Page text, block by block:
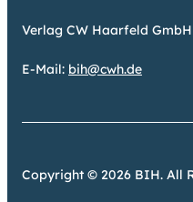
Verlag CW Haarfeld
E-Mail: bih@cwh.de
Copyright © 2026 BIH. All